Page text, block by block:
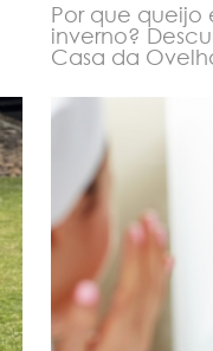
Por que
inverno?
Casa da